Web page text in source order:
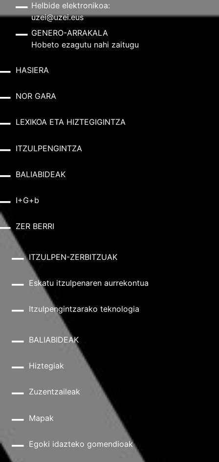
Helbide elektronikoa:
uzei@uzei.eus
GENERO-ARRAKALA
Hobeto ezagutu nahi zaitugu
HASIERA
NOR GARA
LEXIKOA ETA HIZTEGIGINTZA
ITZULPENGINTZA
BALIABIDEAK
I+G+b
ZER BERRI
ITZULPEN-ZERBITZUAK
Eskatu itzulpenaren aurrekontua
Itzulpengintzarako teknologia
BALIABIDEAK
Hiztegiak
Zuzentzaileak
Mapak
Egoki idazteko gomendioak